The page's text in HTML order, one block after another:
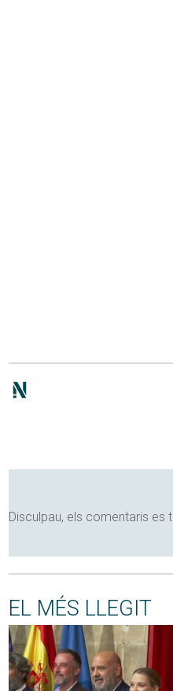
Disculpau, els comentaris es
EL MÉS LLEGIT